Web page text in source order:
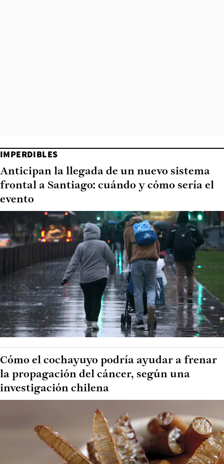
IMPERDIBLES
Anticipan la llegada de un nuevo sistema
frontal a Santiago: cuándo y cómo sería el
evento
Cómo el cochayuyo podría ayudar a frenar
la propagación del cáncer, según una
investigación chilena